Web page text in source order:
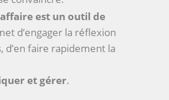
est un outil de
d’engager la réflexion
d’en faire rapidement la
et gérer.